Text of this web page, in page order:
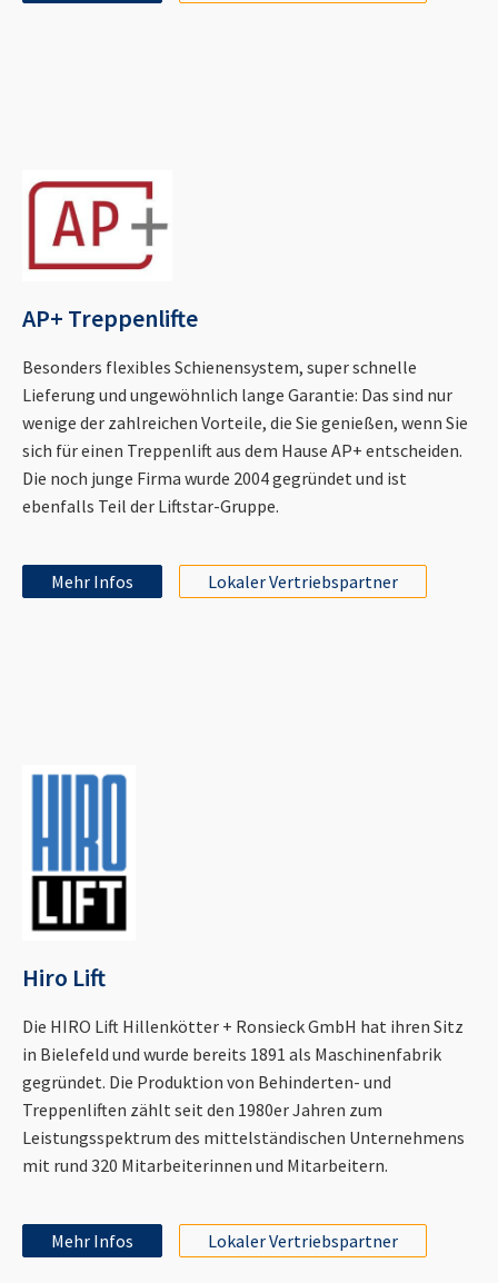
AP+ Treppenlifte
Besonders flexibles Schienensystem, super schnelle
Lieferung und ungewöhnlich lange Garantie: Das sind nur
wenige der zahlreichen Vorteile, die Sie genießen, wenn Sie
sich für einen Treppenlift aus dem Hause AP+ entscheiden.
Die noch junge Firma wurde 2004 gegründet und ist
ebenfalls Teil der Liftstar-Gruppe.
Mehr Infos Lokaler Vertriebspartner
Hiro Lift
Die HIRO Lift Hillenkötter + Ronsieck GmbH hat ihren Sitz
in Bielefeld und wurde bereits 1891 als Maschinenfabrik
gegründet. Die Produktion von Behinderten- und
Treppenliften zählt seit den 1980er Jahren zum
Leistungsspektrum des mittelständischen Unternehmens
mit rund 320 Mitarbeiterinnen und Mitarbeitern.
Mehr Infos Lokaler Vertriebspartner